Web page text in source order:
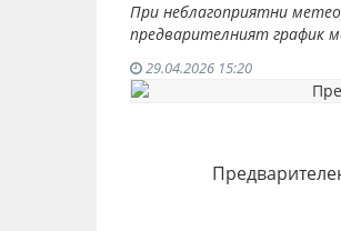
При неблагоприятни
предварителният график
29.04.2026 15:20